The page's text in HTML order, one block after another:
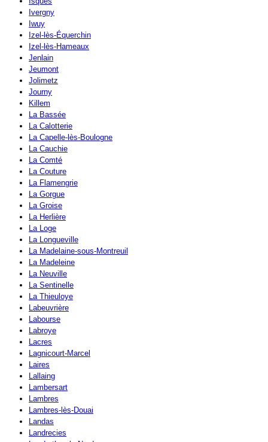
Ivergny
Iwuy
Izel-lès-Équerchin
Izel-lès-Hameaux
Jenlain
Jeumont
Jolimetz
Journy
Killem
La Bassée
La Calotterie
La Capelle-lès-Boulogne
La Cauchie
La Comté
La Couture
La Flamengrie
La Gorgue
La Groise
La Herlière
La Loge
La Longueville
La Madelaine-sous-Montreuil
La Madeleine
La Neuville
La Sentinelle
La Thieuloye
Labeuvrière
Labourse
Labroye
Lacres
Lagnicourt-Marcel
Laires
Lallaing
Lambersart
Lambres
Lambres-lès-Douai
Landas
Landrecies